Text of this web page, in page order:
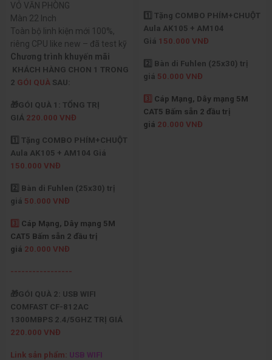
VỎ VĂN PHÒNG
Màn 22 Inch
Toàn bộ linh kiện mới 100%,
riêng CPU like new – đã test kỹ
Chương trình khuyến mãi
KHÁCH HÀNG CHON 1 TRONG
2 GÓI QUÀ SAU:
🎁GÓI QUÀ 1: TỔNG TRỊ
GIÁ 220.000 VNĐ
1️⃣ Tặng COMBO PHÍM+CHUỘT
Aula AK105 + AM104 Giá
150.000 VNĐ
2️⃣ Bàn di Fuhlen (25x30) trị
giá 50.000 VNĐ
3️⃣ Cáp Mạng, Dây mạng 5M
CAT5 Bấm sẵn 2 đầu trị
giá 20.000 VNĐ
-----------------
🎁GÓI QUÀ 2: USB WIFI
COMFAST CF-812AC
1300MBPS 2.4/5GHZ TRỊ GIÁ
220.000 VNĐ
Link sản phẩm: USB WIFI
1️⃣ Tặng COMBO PHÍM+CHUỘT
Aula AK105 + AM104
Giá 150.000 VNĐ
2️⃣ Bàn di Fuhlen (25x30) trị
giá 50.000 VNĐ
3️⃣ Cáp Mạng, Dây mạng 5M
CAT5 Bấm sẵn 2 đầu trị
giá 20.000 VNĐ